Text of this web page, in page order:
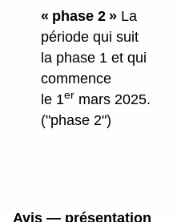
« phase 2 »La
période qui suit
la phase 1 et qui
commence
le 1er mars 2025.
("phase 2")
Avis — présentation